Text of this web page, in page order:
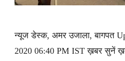
न्यूज डेस्क, अमर उजाला, बागपत
2020 06:40 PM IST ख़बर सुनें